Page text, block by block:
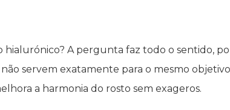
A pergunta faz todo o sentido,
servem exatamente para o mesmo
a harmonia do rosto sem exageros.